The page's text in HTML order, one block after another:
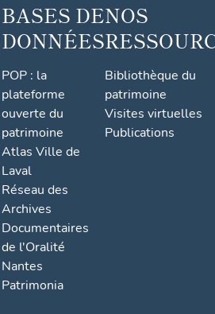
BASES DE
DONNÉES
POP : la
plateforme
ouverte du
patrimoine
Atlas Ville de
Laval
Réseau des
Archives
Documentaires
de l'Oralité
Nantes
Patrimonia
NOS
Bibliothèque du
patrimoine
Visites virtuelles
Publications